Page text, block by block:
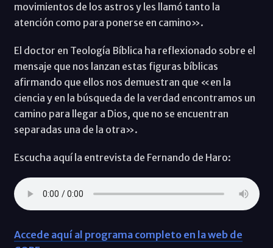
movimientos de los astros y les llamó tanto la
atención como para ponerse en camino».
El doctor en Teología Bíblica ha reflexionado sobre el
mensaje que nos lanzan estas figuras bíblicas
afirmando que ellos nos demuestran que «en la
ciencia y en la búsqueda de la verdad encontramos un
camino para llegar a Dios, que no se encuentran
separadas una de la otra».
Escucha aquí la entrevista de Fernando de Haro:
Accede aquí al programa completo en la web de